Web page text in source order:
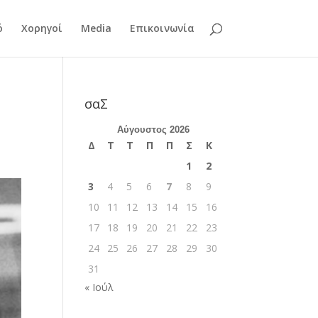
Χορηγοί Media Επικοινωνία
σαΣ
Αύγουστος 2026
Δ Τ Τ Π Π Σ
Κ
1
2
3
4 5 6 7 8
9
10
11 12 13 14 15
16
17
18 19 20 21 22
23
24
25 26 27 28 29
30
31
« Ιούλ